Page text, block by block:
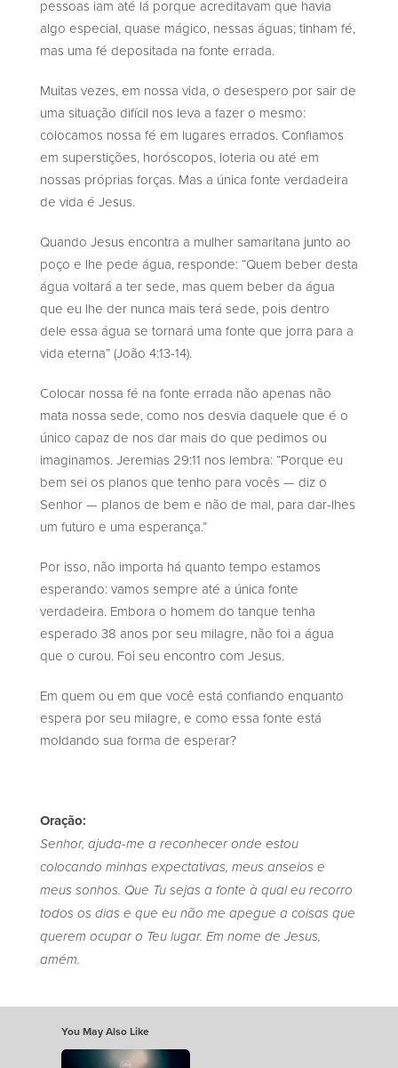
pessoas iam até lá porque acreditavam que havia
algo especial, quase mágico, nessas águas; tinham fé,
mas uma fé depositada na fonte errada.
Muitas vezes, em nossa vida, o desespero por sair de
uma situação difícil nos leva a fazer o mesmo:
colocamos nossa fé em lugares errados. Confiamos
em superstições, horóscopos, loteria ou até em
nossas próprias forças. Mas a única fonte verdadeira
de vida é Jesus.
Quando Jesus encontra a mulher samaritana junto ao
poço e lhe pede água, responde: “Quem beber desta
água voltará a ter sede, mas quem beber da água
que eu lhe der nunca mais terá sede, pois dentro
dele essa água se tornará uma fonte que jorra para a
vida eterna” (João 4:13-14).
Colocar nossa fé na fonte errada não apenas não
mata nossa sede, como nos desvia daquele que é o
único capaz de nos dar mais do que pedimos ou
imaginamos. Jeremias 29:11 nos lembra: “Porque eu
bem sei os planos que tenho para vocês — diz o
Senhor — planos de bem e não de mal, para dar-lhes
um futuro e uma esperança.”
Por isso, não importa há quanto tempo estamos
esperando: vamos sempre até a única fonte
verdadeira. Embora o homem do tanque tenha
esperado 38 anos por seu milagre, não foi a água
que o curou. Foi seu encontro com Jesus.
Em quem ou em que você está confiando enquanto
espera por seu milagre, e como essa fonte está
moldando sua forma de esperar?
Oração:
Senhor, ajuda-me a reconhecer onde estou
colocando minhas expectativas, meus anseios e
meus sonhos. Que Tu sejas a fonte à qual eu recorro
todos os dias e que eu não me apegue a coisas que
querem ocupar o Teu lugar. Em nome de Jesus,
amém.
You May Also Like